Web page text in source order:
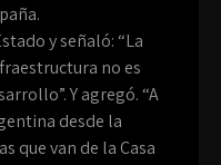
y señaló: “La
no es
Y agregó. “A
desde la
que van de la Casa